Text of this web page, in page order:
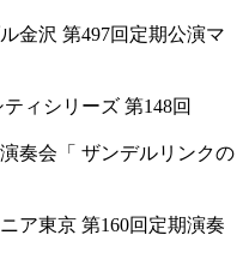
金沢 第497回定期公演マ
ィシリーズ 第148回
奏会「 ザンデルリンクの
ア東京 第160回定期演奏